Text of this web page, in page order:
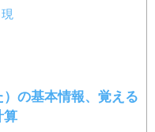
の基本情報、覚える
算